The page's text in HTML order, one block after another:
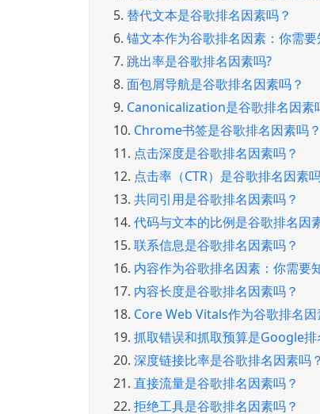
5. 替代文本是谷歌排名因素吗？
6. 锚文本作为谷歌排名因素：你需
7. 跳出率是谷歌排名因素吗?
8. 面包屑导航是谷歌排名因素吗？
9. Canonicalization是谷歌排名因素
10. Chrome书签是谷歌排名因素吗？
11. 点击深度是谷歌排名因素吗？
12. 点击率（CTR）是谷歌排名因素
13. 共同引用是谷歌排名因素吗？
14. 代码与文本的比例是谷歌排名因
15. 联系信息是谷歌排名因素吗？
16. 内容作为谷歌排名因素：你需要
17. 内容长度是谷歌排名因素吗？
18. Core Web Vitals作为谷歌排名
19. 抓取错误和抓取预算是Google排
20. 深度链接比率是谷歌排名因素吗？
21. 直接流量是谷歌排名因素吗？
22. 拒绝工具是谷歌排名因素吗？